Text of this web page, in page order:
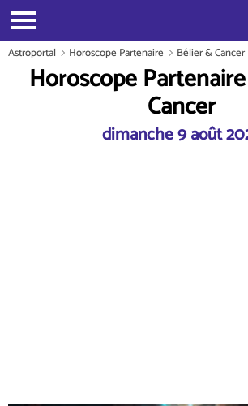
Astroportal Horoscope Partenaire Bélier & Cancer
Horoscope
Cancer
dimanche 9 août